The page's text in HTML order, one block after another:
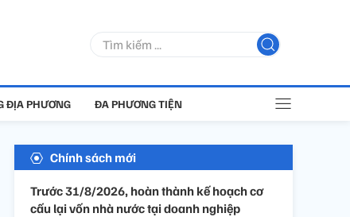
ĐỊA PHƯƠNG ĐA PHƯƠNG TIỆN
Chính sách mới
Trước 31/8/2026, hoàn thành kế hoạch cơ
cấu lại vốn nhà nước tại doanh nghiệp